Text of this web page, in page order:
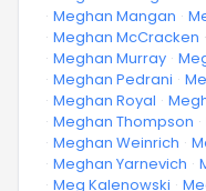
· Meghan Mangan ·
· Meghan McCracken ·
· Meghan Murray ·
· Meghan Pedrani ·
· Meghan Royal ·
· Meghan Thompson ·
· Meghan Weinrich ·
· Meghan Yarnevich ·
· Meg Kalenowski ·